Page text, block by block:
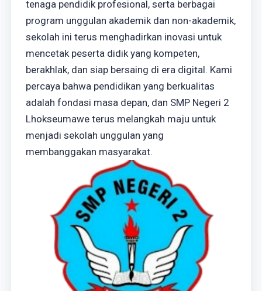
tenaga pendidik profesional, serta berbagai
program unggulan akademik dan non-akademik,
sekolah ini terus menghadirkan inovasi untuk
mencetak peserta didik yang kompeten,
berakhlak, dan siap bersaing di era digital. Kami
percaya bahwa pendidikan yang berkualitas
adalah fondasi masa depan, dan SMP Negeri 2
Lhokseumawe terus melangkah maju untuk
menjadi sekolah unggulan yang
membanggakan masyarakat.